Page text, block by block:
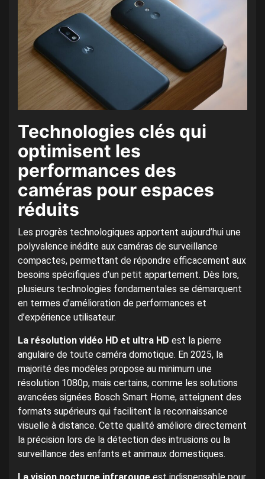
Technologies clés qui
optimisent les
performances des
caméras pour espaces
réduits
Les progrès technologiques apportent aujourd’hui une
polyvalence inédite aux caméras de surveillance
compactes, permettant de répondre efficacement aux
besoins spécifiques d’un petit appartement. Dès lors,
plusieurs technologies fondamentales se démarquent
en termes d’amélioration de performances et
d’expérience utilisateur.
La résolution vidéo HD et ultra HD est la pierre
angulaire de toute caméra domotique. En 2025, la
majorité des modèles propose au minimum une
résolution 1080p, mais certains, comme les solutions
avancées signées Bosch Smart Home, atteignent des
formats supérieurs qui facilitent la reconnaissance
visuelle à distance. Cette qualité améliore directement
la précision lors de la détection des intrusions ou la
surveillance des enfants et animaux domestiques.